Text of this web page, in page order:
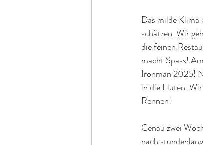
Das milde Klima
schätzen. Wir
die feinen
macht Spass!
Ironman 2025!
in die Fluten.
Rennen!
Genau zwei
nach